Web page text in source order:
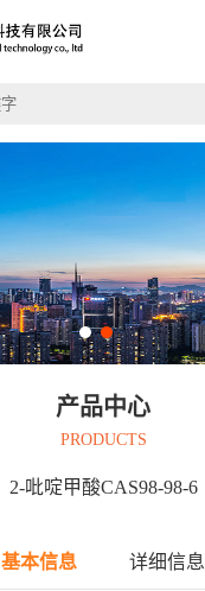
产品中心
PRODUCTS
2-吡啶甲酸CAS98-98-6
基本信息 详细信息